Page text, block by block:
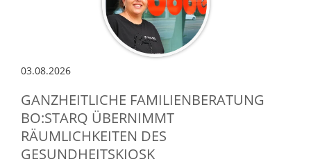
03.08.2026
GANZHEITLICHE FAMILIENBERATUNG
BO:STARQ ÜBERNIMMT
RÄUMLICHKEITEN DES
GESUNDHEITSKIOSK